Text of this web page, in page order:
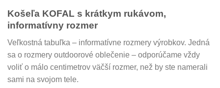
Košeľa KOFAL s krátkym rukávom,
informatívny rozmer
Veľkostná tabuľka – informatívne rozmery výrobkov. Jedná
sa o rozmery outdoorové oblečenie – odporúčame vždy
voliť o málo centimetrov väčší rozmer, než by ste namerali
sami na svojom tele.